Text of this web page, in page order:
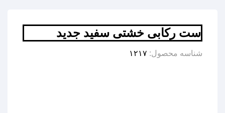
ست رکابی خشتی سفید جدید
شناسه محصول: ۱۲۱۷